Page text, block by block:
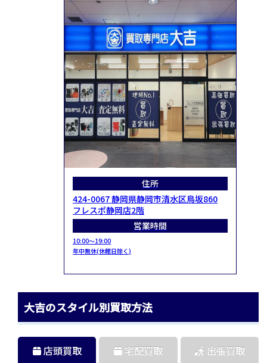
住所
424-0067 静岡県静岡市清水区鳥坂860
フレスポ静岡店2階
営業時間
10:00～19:00
年中無休(休館日除く)
大吉のスタイル別買取方法
店頭買取 宅配買取 出張買取